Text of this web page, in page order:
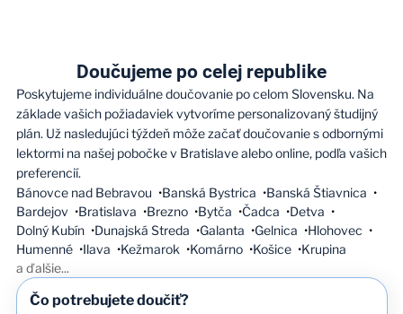
Doučujeme po celej republike
Poskytujeme individuálne doučovanie po celom Slovensku. Na
základe vašich požiadaviek vytvoríme personalizovaný študijný
plán. Už nasledujúci týždeň môže začať doučovanie s odbornými
lektormi na našej pobočke v Bratislave alebo online, podľa vašich
preferencií.
Bánovce nad Bebravou
Banská Bystrica
Banská Štiavnica
Bardejov
Bratislava Brezno Bytča Čadca
Detva
Dolný Kubín
Dunajská Streda Galanta Gelnica
Hlohovec
Humenné
Ilava Kežmarok Komárno Košice
Krupina
a ďalšie...